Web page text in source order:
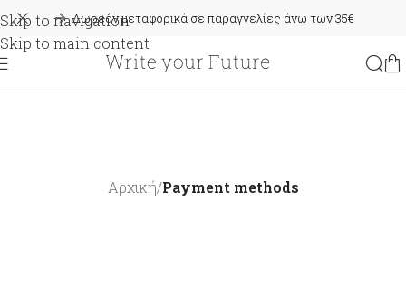
Skip to navigation
Skip to main content
Δωρεάν μεταφορικά σε παραγγελίες άνω των 35€
Αρχική/Payment methods